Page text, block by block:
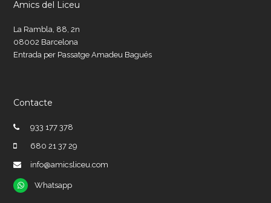
Amics del Liceu
La Rambla, 88, 2n
08002 Barcelona
Entrada per Passatge Amadeu Bagués
Contacte
933 177 378
680 21 37 29
info@amicsliceu.com
Whatsapp
Whatsapp